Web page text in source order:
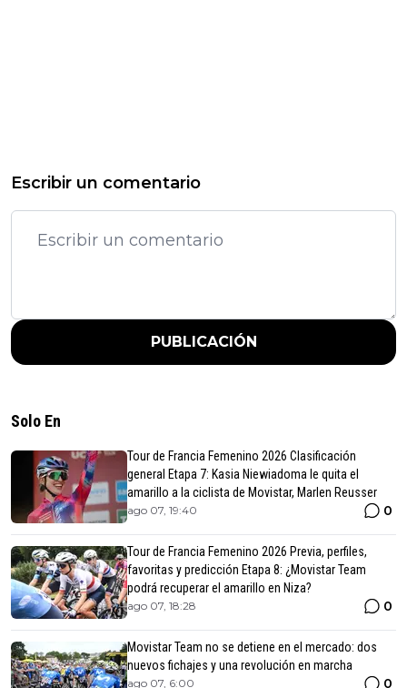
Escribir un comentario
PUBLICACIÓN
Solo En
Tour de Francia Femenino 2026 Clasificación
general Etapa 7: Kasia Niewiadoma le quita el
amarillo a la ciclista de Movistar, Marlen Reusser
ago 07, 19:40 0
Tour de Francia Femenino 2026 Previa, perfiles,
favoritas y predicción Etapa 8: ¿Movistar Team
podrá recuperar el amarillo en Niza?
ago 07, 18:28 0
Movistar Team no se detiene en el mercado: dos
nuevos fichajes y una revolución en marcha
ago 07, 6:00 0